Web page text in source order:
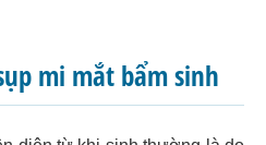
mi mắt bẩm sinh